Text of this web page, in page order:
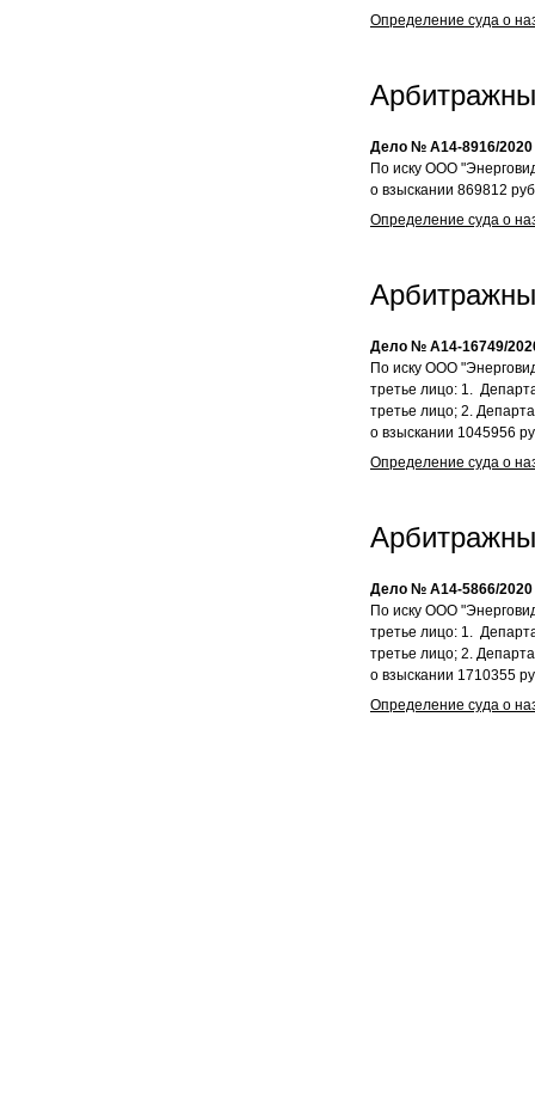
Определение суда о
Дело № А14-8916/2020
По иску ООО
о взыскании 869812
Определение суда о
Дело № А14-16749/
По иску ООО
третье лицо: 1.
третье лицо; 2.
о взыскании 1045956
Определение суда о
Дело № А14-5866/2020
По иску ООО
третье лицо: 1.
третье лицо; 2.
о взыскании 1710355
Определение суда о